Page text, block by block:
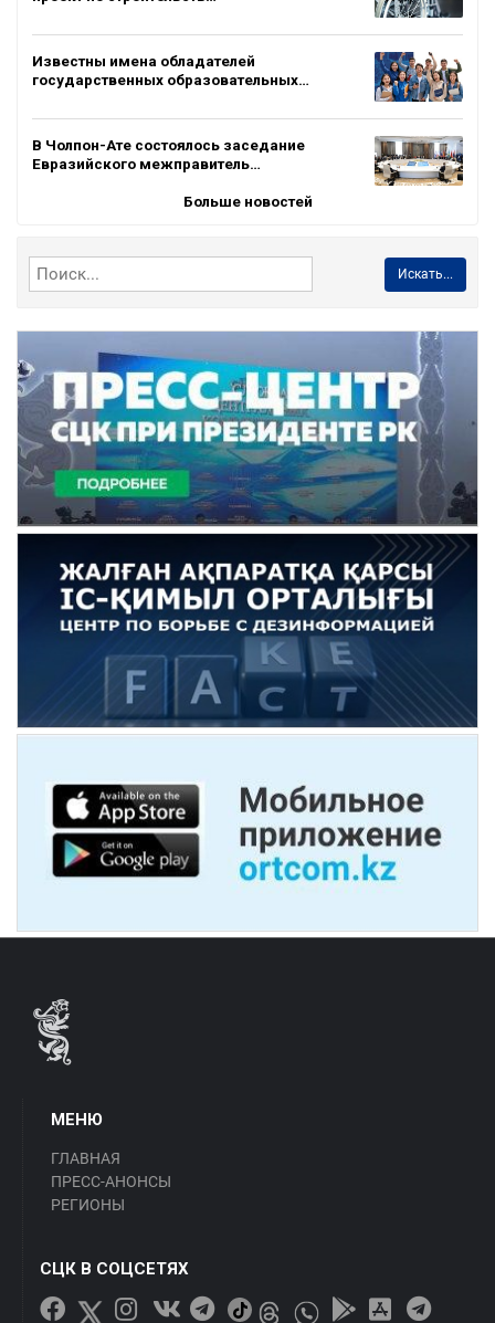
Известны имена обладателей
государственных образовательных…
В Чолпон-Ате состоялось заседание
Евразийского межправитель…
Больше новостей
Искать...
МЕНЮ
ГЛАВНАЯ
ПРЕСС-АНОНСЫ
РЕГИОНЫ
СЦК В СОЦСЕТЯХ